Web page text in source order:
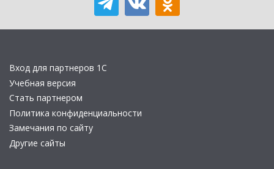
Вход для партнеров 1С
Учебная версия
Стать партнером
Политика конфиденциальности
Замечания по сайту
Другие сайты